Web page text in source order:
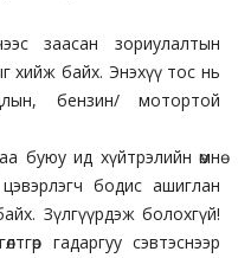
заасан зориулалтын
хийж байх. Энэхүү тос нь
бензин/ мотортой
буюу ид хүйтрэлийн өмнө
бодис ашиглан
Зүлгүүрдэж болохгүй!
гадаргуу сэвтэснээр